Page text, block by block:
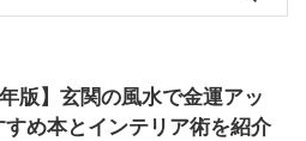
版】玄関の風水で金運アッ
すめ本とインテリア術を紹介